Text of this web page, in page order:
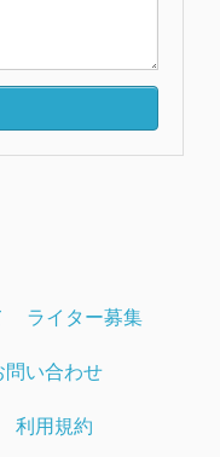
ライター募集
問い合わせ
利用規約